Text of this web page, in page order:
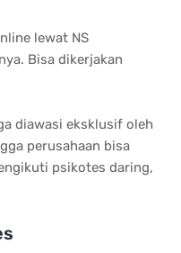
lеwаt NS
Bіѕа dіkеrjаkаn
diawasi eksklusif oleh
perusahaan bisa
psikotes daring,